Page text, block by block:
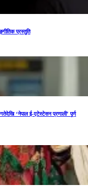
प्रस्तुति
‘नेपाल ई-एटेस्टेसन प्रणाली’ पूर्ण